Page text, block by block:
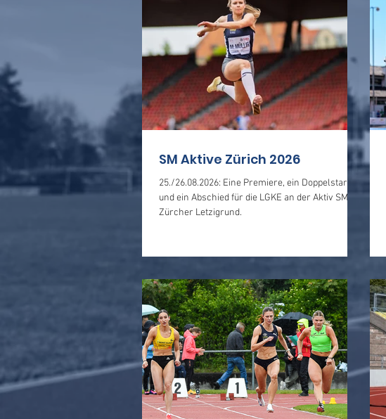
SM Aktive Zürich 2026
25./26.08.2026: Eine Premiere, ein Doppelstart
und ein Abschied für die LGKE an der Aktiv SM im
Zürcher Letzigrund.